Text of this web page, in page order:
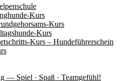
Kurs
Kurs
Kurs
Kurs – Hundeführerschein
— Spiel · Spaß · Teamgefühl!